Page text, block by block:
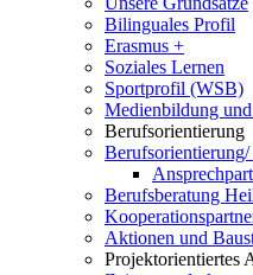
Bilinguales Profil
Erasmus +
Soziales Lernen
Sportprofil (WSB)
Medienbildung
Berufsorientierung
Berufsberatung
Aktionen und
Projektorientiertes